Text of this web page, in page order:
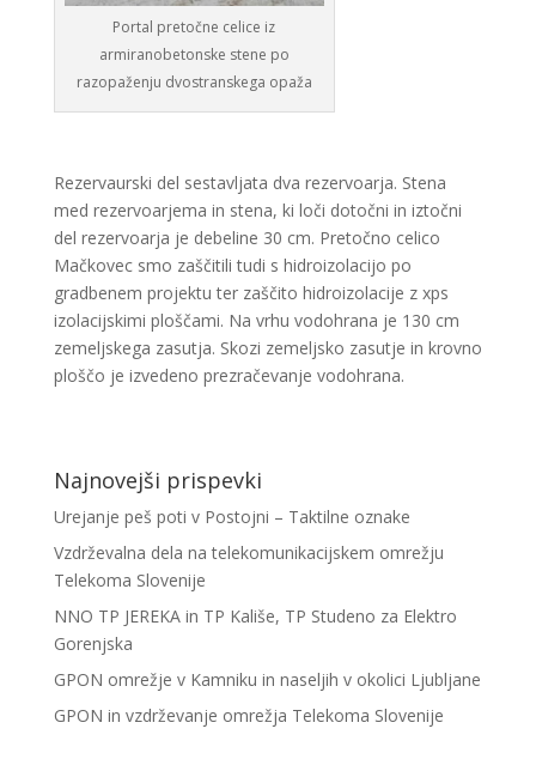
Portal pretočne celice iz
armiranobetonske stene po
razopaženju dvostranskega opaža
Rezervaurski del sestavljata dva rezervoarja. Stena
med rezervoarjema in stena, ki loči dotočni in iztočni
del rezervoarja je debeline 30 cm. Pretočno celico
Mačkovec smo zaščitili tudi s hidroizolacijo po
gradbenem projektu ter zaščito hidroizolacije z xps
izolacijskimi ploščami. Na vrhu vodohrana je 130 cm
zemeljskega zasutja. Skozi zemeljsko zasutje in krovno
ploščo je izvedeno prezračevanje vodohrana.
Najnovejši prispevki
Urejanje peš poti v Postojni – Taktilne oznake
Vzdrževalna dela na telekomunikacijskem omrežju
Telekoma Slovenije
NNO TP JEREKA in TP Kališe, TP Studeno za Elektro
Gorenjska
GPON omrežje v Kamniku in naseljih v okolici Ljubljane
GPON in vzdrževanje omrežja Telekoma Slovenije